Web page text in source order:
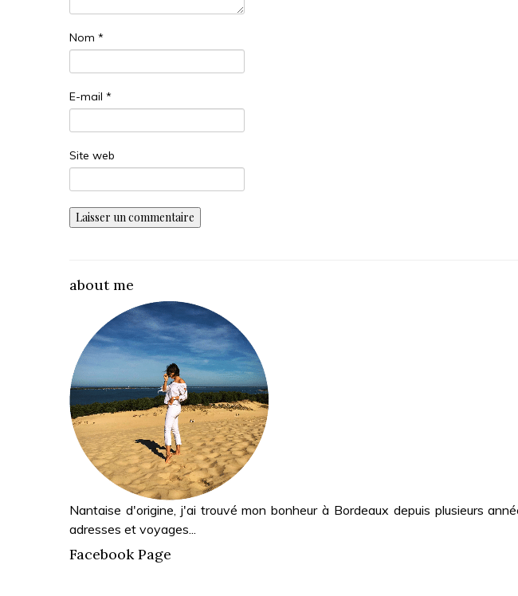
Nom *
E-mail *
Site web
about me
Nantaise d'origine, j'ai trouvé mon bonheur à Bordeaux depuis plusieurs
adresses et voyages...
Facebook Page